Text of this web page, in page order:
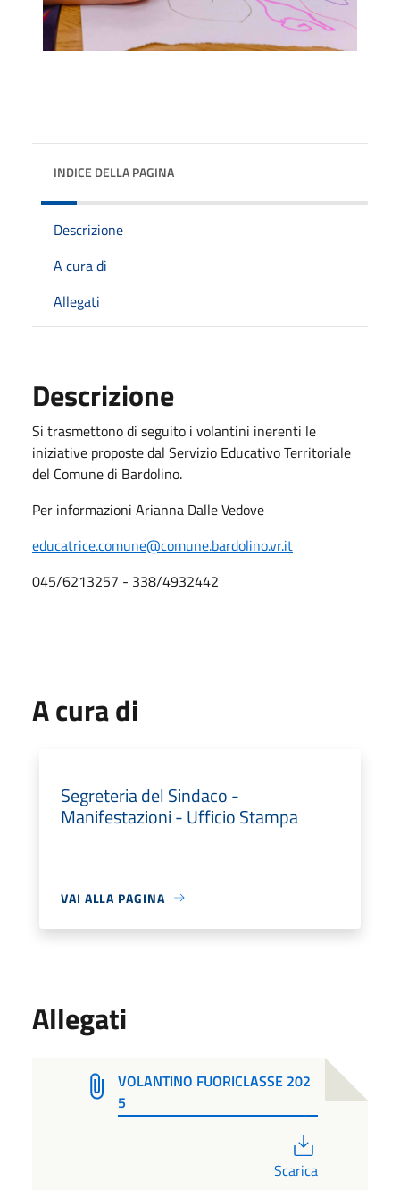
INDICE DELLA PAGINA
Descrizione
A cura di
Allegati
Descrizione
Si trasmettono di seguito i volantini inerenti le
iniziative proposte dal Servizio Educativo Territoriale
del Comune di Bardolino.
Per informazioni Arianna Dalle Vedove
educatrice.comune@comune.bardolino.vr.it
045/6213257 - 338/4932442
A cura di
Segreteria del Sindaco -
Manifestazioni - Ufficio Stampa
VAI ALLA PAGINA
Allegati
VOLANTINO FUORICLASSE 202
5
Scarica